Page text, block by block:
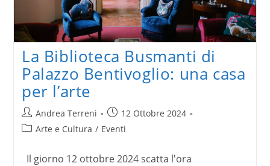
La Biblioteca Busmanti di
Palazzo Bentivoglio: una casa
per l’arte
Autore
dell'articolo:
Andrea Terreni
Articolo
pubblicato:
12 Ottobre 2024
Categoria
Arte e Cultura / Eventi
Il giorno 12 ottobre 2024 scatta l'ora